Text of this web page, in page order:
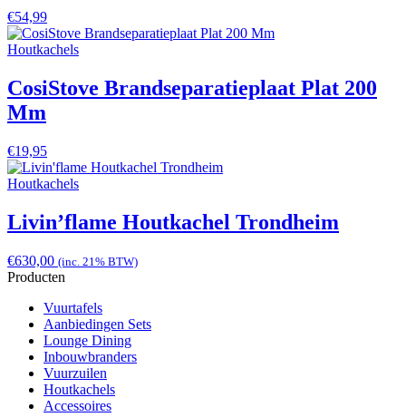
€54,99
Houtkachels
CosiStove Brandseparatieplaat Plat 200
Mm
€19,95
Houtkachels
Livin’flame Houtkachel Trondheim
€630,00 (inc. 21% BTW)
Producten
Vuurtafels
Aanbiedingen Sets
Lounge Dining
Inbouwbranders
Vuurzuilen
Houtkachels
Accessoires